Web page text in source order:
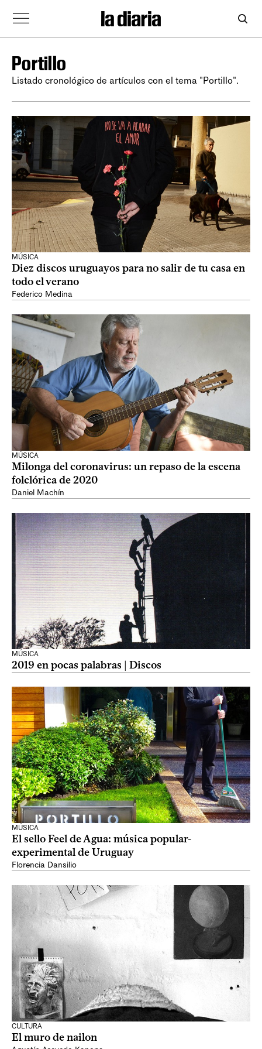
Portillo
Listado cronológico de artículos con el tema "Portillo".
MÚSICA
Diez discos uruguayos para no salir de tu casa en
todo el verano
Federico Medina
MÚSICA
Milonga del coronavirus: un repaso de la escena
folclórica de 2020
Daniel Machín
MÚSICA
2019 en pocas palabras | Discos
MÚSICA
El sello Feel de Agua: música popular-
experimental de Uruguay
Florencia Dansilio
CULTURA
El muro de nailon